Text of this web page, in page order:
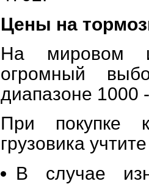
Цены на
На мировом и
огромный
диапазоне 1000
При покупке
грузовика
В случае